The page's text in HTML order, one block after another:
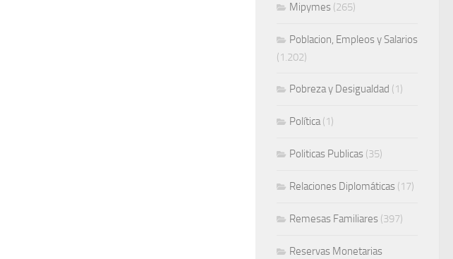
Mipymes (265)
Poblacion, Empleos y Salarios
(1.202)
Pobreza y Desigualdad (1)
Política(1)
Politicas Publicas (35)
Relaciones Diplomáticas (17)
Remesas Familiares (397)
Reservas Monetarias